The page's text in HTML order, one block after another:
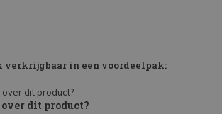
verkrijgbaar in een voordeelpak:
dit product?